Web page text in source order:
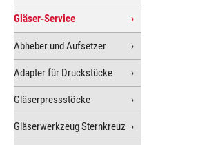
Gläser-Service
Abheber und Aufsetzer
Adapter für Druckstücke
Gläserpressstöcke
Gläserwerkzeug Sternkreuz